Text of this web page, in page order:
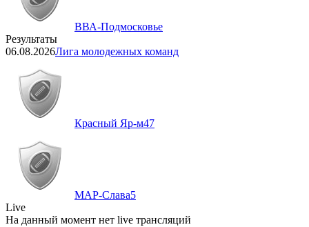
ВВА-Подмосковье
Результаты
06.08.2026Лига молодежных команд
Красный Яр-м47
МАР-Слава5
Live
На данный момент нет live трансляций